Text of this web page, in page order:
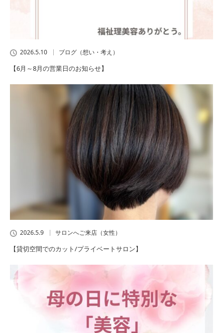
2026.5.10 ブログ（想い・考え）
【6月～8月の営業日のお知らせ】
2026.5.9 サロンへご来店（女性）
【貸切空間でのカット/プライベートサロン】